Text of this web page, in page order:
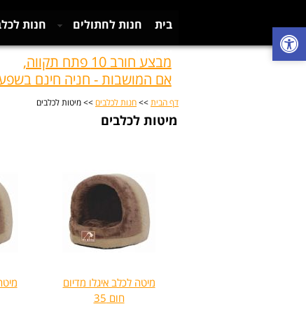
בית חנות לחתולים חנות
מבצע חורב 10 פתח תקווה,
אם המושבות - חניה חינם
דף הבית >> חנות לכלבים >> מיטות לכלבים
מיטות לכלבים
מיטה לכלב איגלו מדיום
חום 35